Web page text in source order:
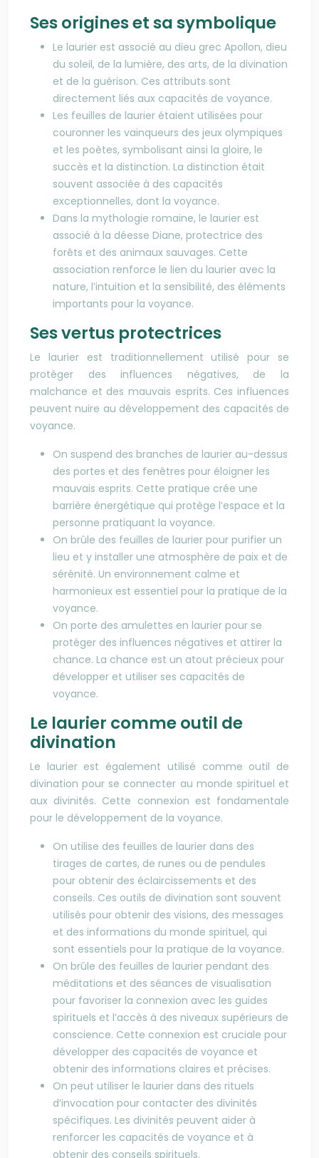
Ses origines et sa symbolique
Le laurier est associé au dieu grec Apollon, dieu
du soleil, de la lumière, des arts, de la divination
et de la guérison. Ces attributs sont
directement liés aux capacités de voyance.
Les feuilles de laurier étaient utilisées pour
couronner les vainqueurs des jeux olympiques
et les poètes, symbolisant ainsi la gloire, le
succès et la distinction. La distinction était
souvent associée à des capacités
exceptionnelles, dont la voyance.
Dans la mythologie romaine, le laurier est
associé à la déesse Diane, protectrice des
forêts et des animaux sauvages. Cette
association renforce le lien du laurier avec la
nature, l’intuition et la sensibilité, des éléments
importants pour la voyance.
Ses vertus protectrices
Le laurier est traditionnellement utilisé pour se
protéger des influences négatives, de la
malchance et des mauvais esprits. Ces influences
peuvent nuire au développement des capacités de
voyance.
On suspend des branches de laurier au-dessus
des portes et des fenêtres pour éloigner les
mauvais esprits. Cette pratique crée une
barrière énergétique qui protège l’espace et la
personne pratiquant la voyance.
On brûle des feuilles de laurier pour purifier un
lieu et y installer une atmosphère de paix et de
sérénité. Un environnement calme et
harmonieux est essentiel pour la pratique de la
voyance.
On porte des amulettes en laurier pour se
protéger des influences négatives et attirer la
chance. La chance est un atout précieux pour
développer et utiliser ses capacités de
voyance.
Le laurier comme outil de
divination
Le laurier est également utilisé comme outil de
divination pour se connecter au monde spirituel et
aux divinités. Cette connexion est fondamentale
pour le développement de la voyance.
On utilise des feuilles de laurier dans des
tirages de cartes, de runes ou de pendules
pour obtenir des éclaircissements et des
conseils. Ces outils de divination sont souvent
utilisés pour obtenir des visions, des messages
et des informations du monde spirituel, qui
sont essentiels pour la pratique de la voyance.
On brûle des feuilles de laurier pendant des
méditations et des séances de visualisation
pour favoriser la connexion avec les guides
spirituels et l’accès à des niveaux supérieurs de
conscience. Cette connexion est cruciale pour
développer des capacités de voyance et
obtenir des informations claires et précises.
On peut utiliser le laurier dans des rituels
d’invocation pour contacter des divinités
spécifiques. Les divinités peuvent aider à
renforcer les capacités de voyance et à
obtenir des conseils spirituels.